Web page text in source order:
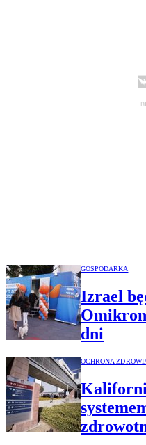
GOSPODARKA
Izrael
dni
OCHRONA